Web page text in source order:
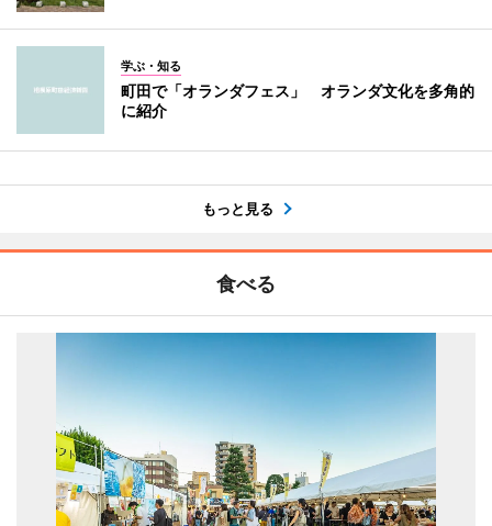
学ぶ・知る
町田で「オランダフェス」 オランダ文化を多角的
に紹介
もっと見る
食べる